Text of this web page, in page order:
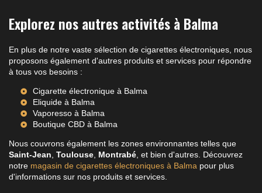
Explorez nos autres activités à Balma
En plus de notre vaste sélection de cigarettes électroniques, nous
proposons également d'autres produits et services pour répondre
à tous vos besoins :
Cigarette électronique à Balma
Eliquide à Balma
Vaporesso à Balma
Boutique CBD à Balma
Nous couvrons également les zones environnantes telles que
Saint-Jean Toulouse Montrabé , et bien d'autres. Découvrez
notre magasin de cigarettes électroniques à Balma pour plus
d'informations sur nos produits et services.